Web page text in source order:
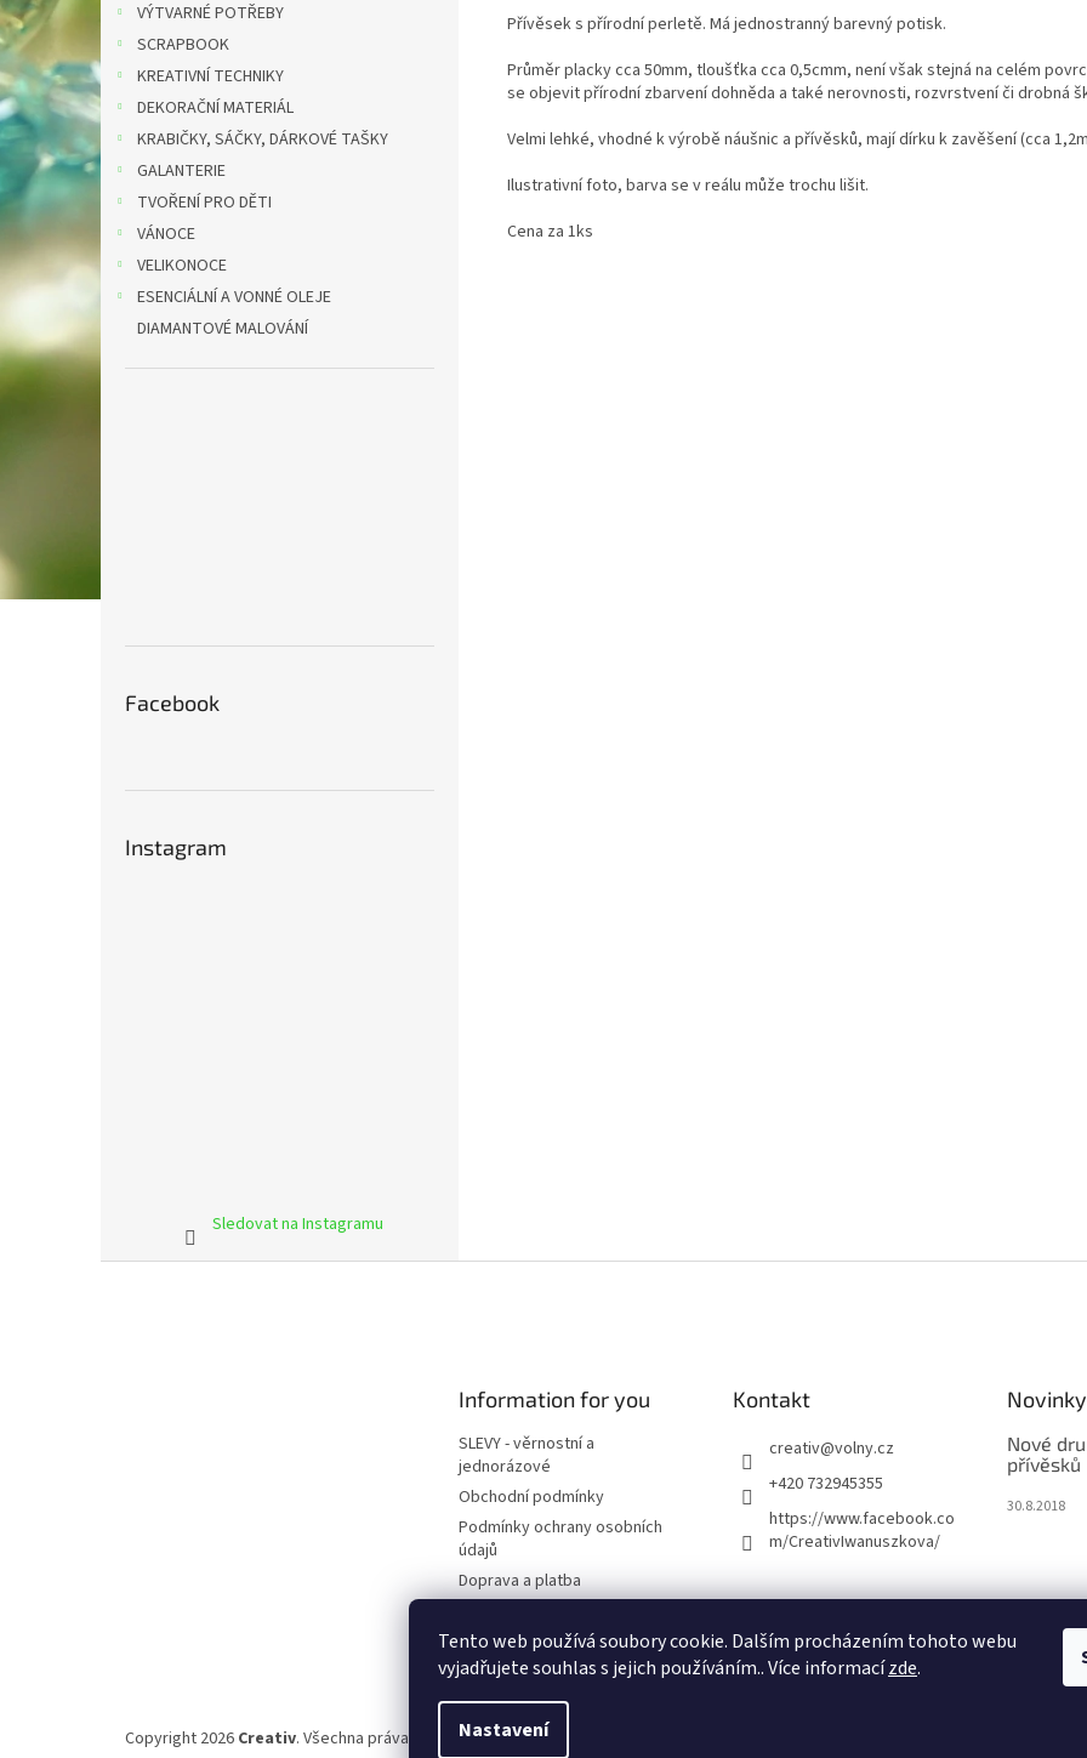
Tento web používá soubory cookie. Dalším procházením tohoto webu
vyjadřujete souhlas s jejich používáním.. Více informacízde.
Nastavení
VÝTVARNÉ POTŘEBY
SCRAPBOOK
KREATIVNÍ TECHNIKY
DEKORAČNÍ MATERIÁL
KRABIČKY, SÁČKY, DÁRKOVÉ TAŠKY
GALANTERIE
TVOŘENÍ PRO DĚTI
VÁNOCE
VELIKONOCE
ESENCIÁLNÍ A VONNÉ OLEJE
DIAMANTOVÉ MALOVÁNÍ
Facebook
Instagram
Sledovat na Instagramu
Přívěsek s přírodní perletě. Má jednostranný barevný potisk.
Průměr placky cca 50mm, tloušťka cca 0,5cmm, není však stejná na celém
se objevit přírodní zbarvení dohněda a také nerovnosti, rozvrstvení či drobná
Velmi lehké, vhodné k výrobě náušnic a přívěsků, mají dírku k zavěšení (cca
Ilustrativní foto, barva se v reálu může trochu lišit.
Cena za 1ks
Information for you
SLEVY - věrnostní a
jednorázové
Obchodní podmínky
Podmínky ochrany osobních
údajů
Doprava a platba
Napište nám
Kontakt
creativ@volny.cz
+420 732945355
https://www.facebook.co
m/CreativIwanuszkova/
Novinky
Nové
přívěsků
30.8.2018
Copyright 2026 Creativ. Všechna práva vyhrazena.